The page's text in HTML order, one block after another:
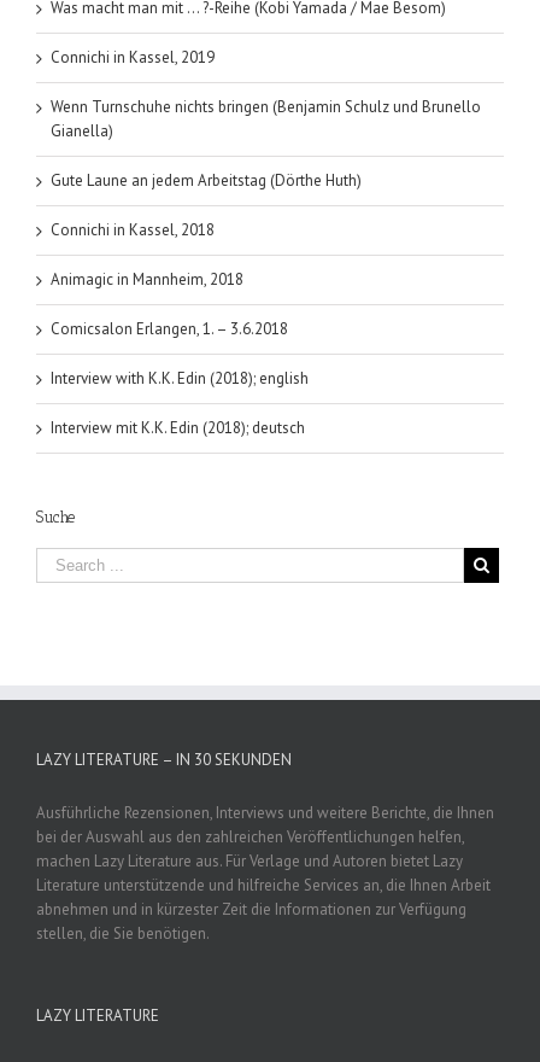
Was macht man mit … ?-Reihe (Kobi Yamada / Mae Besom)
Connichi in Kassel, 2019
Wenn Turnschuhe nichts bringen (Benjamin Schulz und Brunello
Gianella)
Gute Laune an jedem Arbeitstag (Dörthe Huth)
Connichi in Kassel, 2018
Animagic in Mannheim, 2018
Comicsalon Erlangen, 1. – 3.6.2018
Interview with K.K. Edin (2018); english
Interview mit K.K. Edin (2018); deutsch
Suche
LAZY LITERATURE – IN 30 SEKUNDEN
Ausführliche Rezensionen, Interviews und weitere Berichte, die Ihnen
bei der Auswahl aus den zahlreichen Veröffentlichungen helfen,
machen Lazy Literature aus. Für Verlage und Autoren bietet Lazy
Literature unterstützende und hilfreiche Services an, die Ihnen Arbeit
abnehmen und in kürzester Zeit die Informationen zur Verfügung
stellen, die Sie benötigen.
LAZY LITERATURE